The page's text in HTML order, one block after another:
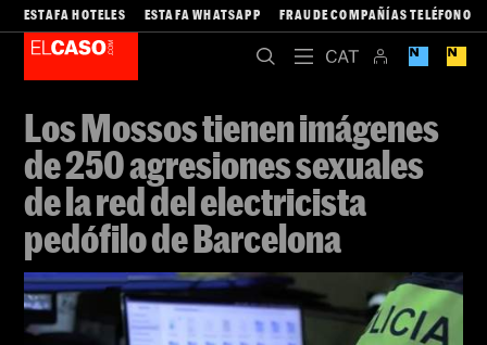
ESTAFA HOTELES ESTAFA WHATSAPP FRAUDE COMPAÑÍAS TELÉFONO
Los Mossos tienen imágenes
de 250 agresiones sexuales
de la red del electricista
pedófilo de Barcelona